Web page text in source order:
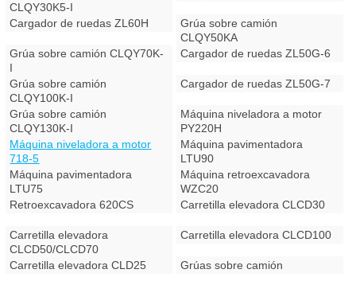
CLQY30K5-I
Cargador de ruedas ZL60H
Grúa sobre camión
CLQY50KA
Grúa sobre camión CLQY70K-
I
Cargador de ruedas ZL50G-6
Grúa sobre camión
CLQY100K-I
Cargador de ruedas ZL50G-7
Grúa sobre camión
CLQY130K-I
Máquina niveladora a motor
PY220H
Máquina niveladora a motor
718-5
Máquina pavimentadora
LTU90
Máquina pavimentadora
LTU75
Máquina retroexcavadora
WZC20
Retroexcavadora 620CS
Carretilla elevadora CLCD30
Carretilla elevadora
CLCD50/CLCD70
Carretilla elevadora CLCD100
Carretilla elevadora CLD25 Grúas sobre camión